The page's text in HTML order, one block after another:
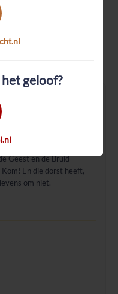
geloof?
om 09.30 en 17.00
Ook u bent van
deze dingen te
en het geslacht
Geest en de Bruid
En die dorst heeft,
om niet.